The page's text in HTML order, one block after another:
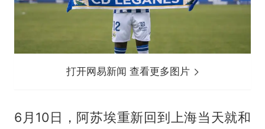
打开网易新闻 查看更多图片
6月10日，阿苏埃重新回到上海当天就和